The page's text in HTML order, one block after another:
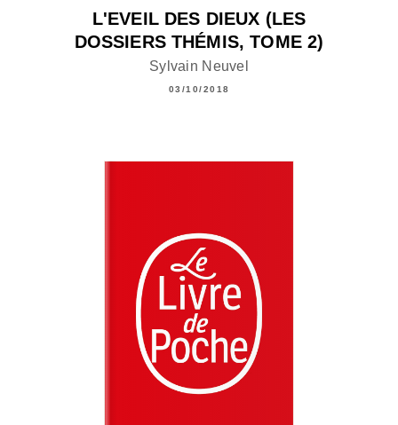
L'EVEIL DES DIEUX (LES
DOSSIERS THÉMIS, TOME 2)
Sylvain Neuvel
03/10/2018